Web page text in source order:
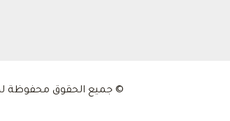
© جميع الحقوق محفوظة لدى كلية العلوم